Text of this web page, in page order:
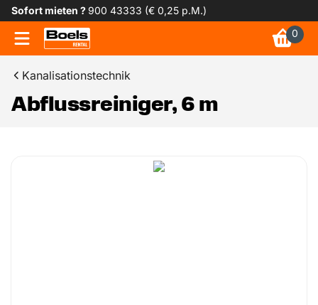
Sofort mieten ?900 43333 (€ 0,25 p.M.)
0
Kanalisationstechnik
Abflussreiniger, 6 m